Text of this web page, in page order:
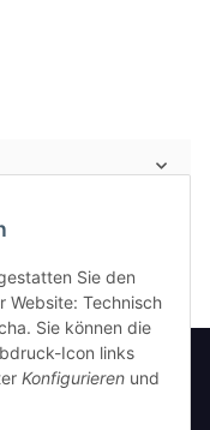
Sie den
Website: Technisch
Sie können die
Icon links
Konfigurieren und